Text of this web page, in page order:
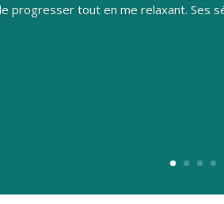
progresser tout en me relaxant. Ses